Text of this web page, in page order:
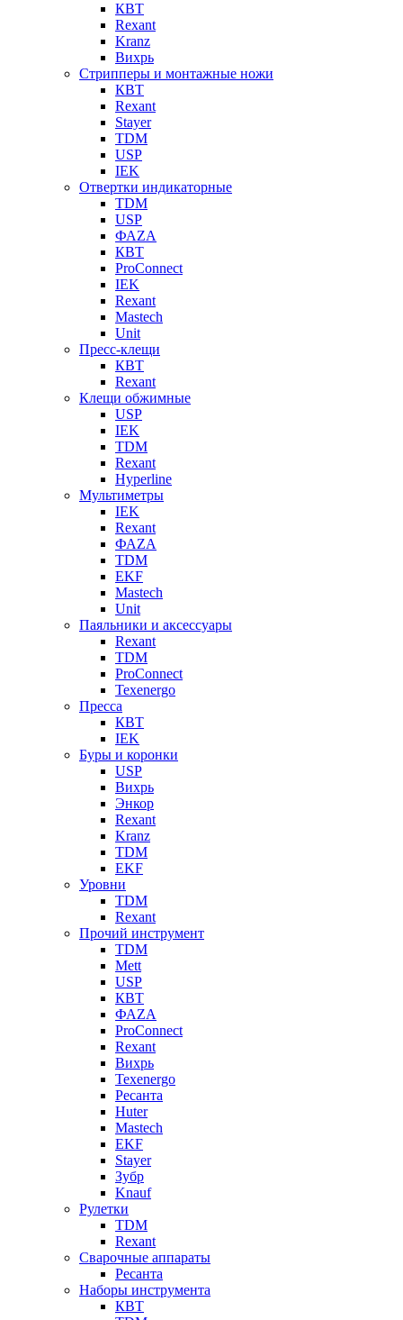
КВТ
Rexant
Kranz
Вихрь
Стрипперы и монтажные ножи
КВТ
Rexant
Stayer
TDM
USP
IEK
Отвертки индикаторные
TDM
USP
ФАZА
КВТ
ProConnect
IEK
Rexant
Mastech
Unit
Пресс-клещи
КВТ
Rexant
Клещи обжимные
USP
IEK
TDM
Rexant
Hyperline
Мультиметры
IEK
Rexant
ФАZА
TDM
EKF
Mastech
Unit
Паяльники и аксессуары
Rexant
TDM
ProConnect
Texenergo
Пресса
КВТ
IEK
Буры и коронки
USP
Вихрь
Энкор
Rexant
Kranz
TDM
EKF
Уровни
TDM
Rexant
Прочий инструмент
TDM
Mett
USP
КВТ
ФАZА
ProConnect
Rexant
Вихрь
Texenergo
Ресанта
Huter
Mastech
EKF
Stayer
Зубр
Knauf
Рулетки
TDM
Rexant
Сварочные аппараты
Ресанта
Наборы инструмента
КВТ